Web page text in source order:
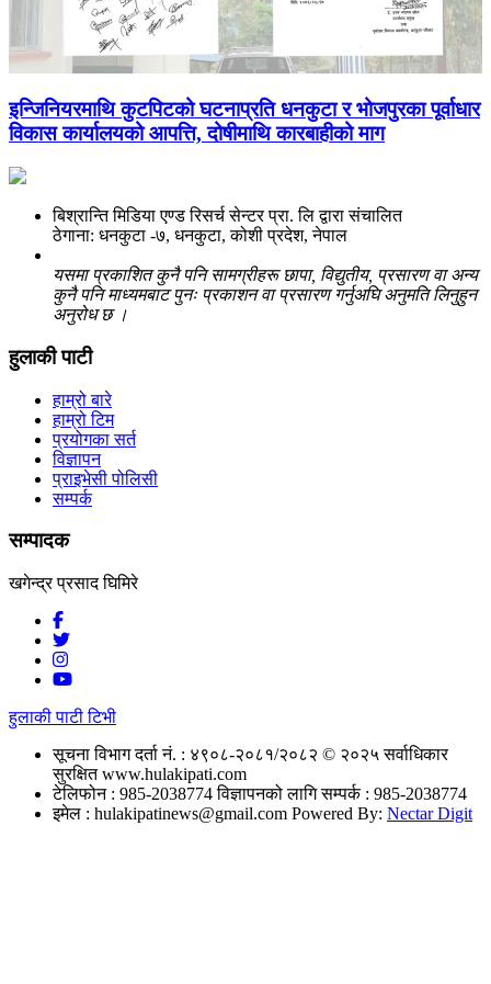
इन्जिनियरमाथि कुटपिटको घटनाप्रति धनकुटा र भोजपुरका पूर्वाधार
विकास कार्यालयको आपत्ति, दोषीमाथि कारबाहीको माग
बिश्रान्ति मिडिया एण्ड रिसर्च सेन्टर प्रा. लि द्वारा संचालित
ठेगाना: धनकुटा -७, धनकुटा, कोशी प्रदेश, नेपाल
यसमा प्रकाशित कुनै पनि सामग्रीहरू छापा, विद्युतीय, प्रसारण वा अन्य
कुनै पनि माध्यमबाट पुनः प्रकाशन वा प्रसारण गर्नुअघि अनुमति लिनुहुन
अनुरोध छ ।
हुलाकी पाटी
हाम्रो बारे
हाम्रो टिम
प्रयोगका सर्त
विज्ञापन
प्राइभेसी पोलिसी
सम्पर्क
सम्पादक
खगेन्द्र प्रसाद घिमिरे
हुलाकी पाटी टिभी
सूचना विभाग दर्ता नं. : ४९०८-२०८१/२०८२ © २०२५ सर्वाधिकार
सुरक्षित www.hulakipati.com
टेलिफोन : 985-2038774विज्ञापनको लागि सम्पर्क : 985-2038774
इमेल : hulakipatinews@gmail.com Powered By: Nectar Digit